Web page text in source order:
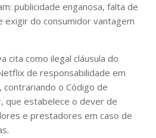
publicidade enganosa, falta de
exigir do consumidor vantagem
cita como ilegal cláusula do
de responsabilidade em
contrariando o Código de
que estabelece o dever de
e prestadores em caso de